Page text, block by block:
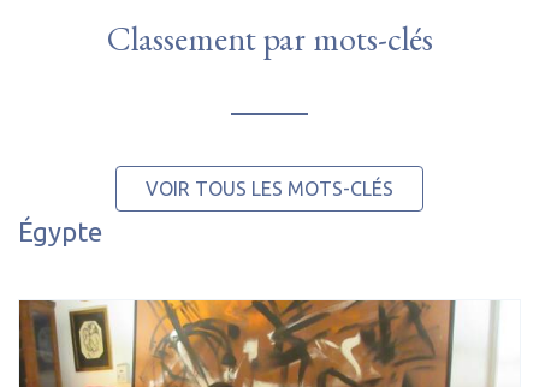
Classement par mots-clés
VOIR TOUS LES MOTS-CLÉS
Égypte